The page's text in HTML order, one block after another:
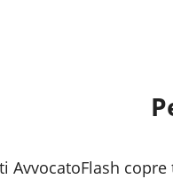
AvvocatoFlash